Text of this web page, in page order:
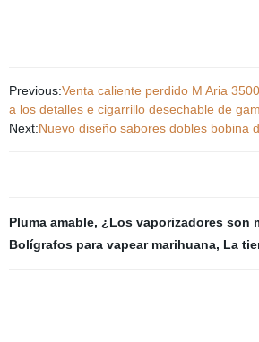
Previous:Venta caliente perdido M Aria
a los detalles e cigarrillo desechable de
Next:Nuevo diseño sabores dobles bobina
Pluma amable, ¿Los vaporizadores son
Bolígrafos para vapear marihuana, La